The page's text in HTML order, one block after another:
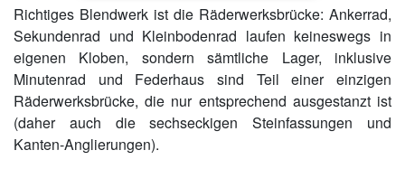
Richtiges Blendwerk ist die Räderwerksbrücke: Ankerrad,
Sekundenrad und Kleinbodenrad laufen keineswegs in
eigenen Kloben, sondern sämtliche Lager, inklusive
Minutenrad und Federhaus sind Teil einer einzigen
Räderwerksbrücke, die nur entsprechend ausgestanzt ist
(daher auch die sechseckigen Steinfassungen und
Kanten-Anglierungen).